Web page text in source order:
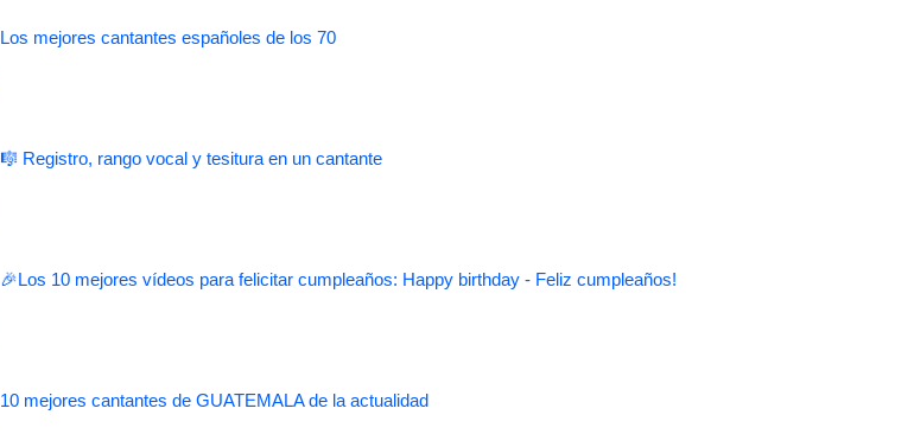
Los mejores cantantes españoles de los 70
🎼 Registro, rango vocal y tesitura en un cantante
🎉Los 10 mejores vídeos para felicitar cumpleaños: Happy birthday - Feliz cumpleaños!
10 mejores cantantes de GUATEMALA de la actualidad